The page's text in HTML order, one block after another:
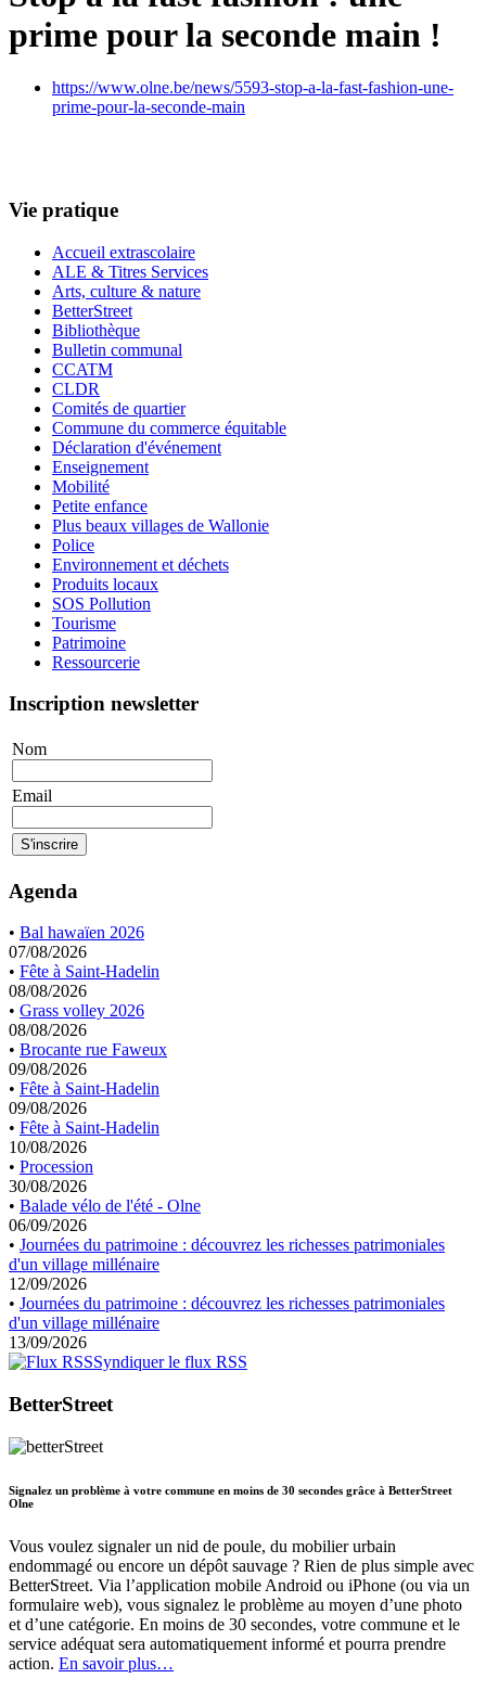
prime pour la seconde main !
https://www.olne.be/news/5593-stop-a-la-fast-fashion-une-
prime-pour-la-seconde-main
Vie pratique
Accueil extrascolaire
ALE & Titres Services
Arts, culture & nature
BetterStreet
Bibliothèque
Bulletin communal
CCATM
CLDR
Comités de quartier
Commune du commerce équitable
Déclaration d'événement
Enseignement
Mobilité
Petite enfance
Plus beaux villages de Wallonie
Police
Environnement et déchets
Produits locaux
SOS Pollution
Tourisme
Patrimoine
Ressourcerie
Inscription newsletter
Nom
Email
Agenda
• Bal hawaïen 2026
07/08/2026
• Fête à Saint-Hadelin
08/08/2026
• Grass volley 2026
08/08/2026
• Brocante rue Faweux
09/08/2026
• Fête à Saint-Hadelin
09/08/2026
• Fête à Saint-Hadelin
10/08/2026
• Procession
30/08/2026
• Balade vélo de l'été - Olne
06/09/2026
• Journées du patrimoine : découvrez les richesses patrimoniales
d'un village millénaire
12/09/2026
• Journées du patrimoine : découvrez les richesses patrimoniales
d'un village millénaire
13/09/2026
Syndiquer le flux RSS
BetterStreet
Signalez un problème à votre commune en moins de 30 secondes grâce à BetterStreet
Olne
Vous voulez signaler un nid de poule, du mobilier urbain
endommagé ou encore un dépôt sauvage ? Rien de plus simple avec
BetterStreet. Via l’application mobile Android ou iPhone (ou via un
formulaire web), vous signalez le problème au moyen d’une photo
et d’une catégorie. En moins de 30 secondes, votre commune et le
service adéquat sera automatiquement informé et pourra prendre
action. En savoir plus…